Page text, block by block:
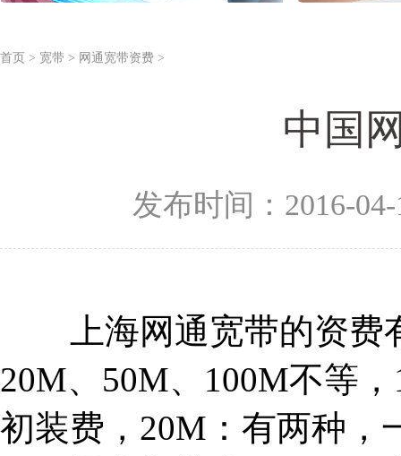
首页 > 宽带 > 网通宽带资费 >
中国
发布时间：2016-
上海网通宽带的资费
20M、50M、100M不等
初装费，20M：有两种，